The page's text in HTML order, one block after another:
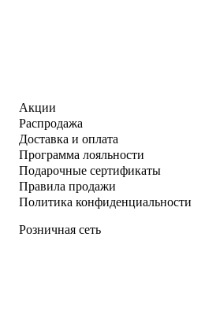
Акции
Распродажа
Доставка и оплата
Программа лояльности
Подарочные сертификаты
Правила продажи
Политика конфиденциальности
Розничная сеть